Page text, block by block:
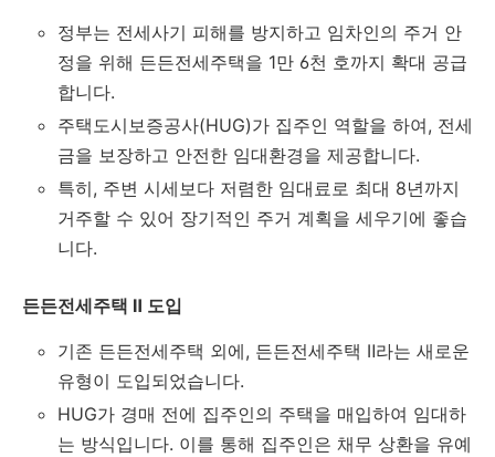
정부는 전세사기 피해를 방지하고 임차인의 주거 안
정을 위해 든든전세주택을 1만 6천 호까지 확대 공급
합니다.
주택도시보증공사(HUG)가 집주인 역할을 하여, 전세
금을 보장하고 안전한 임대환경을 제공합니다.
특히, 주변 시세보다 저렴한 임대료로 최대 8년까지
거주할 수 있어 장기적인 주거 계획을 세우기에 좋습
니다.
든든전세주택 Ⅱ 도입
기존 든든전세주택 외에, 든든전세주택 Ⅱ라는 새로운
유형이 도입되었습니다.
HUG가 경매 전에 집주인의 주택을 매입하여 임대하
는 방식입니다. 이를 통해 집주인은 채무 상환을 유예